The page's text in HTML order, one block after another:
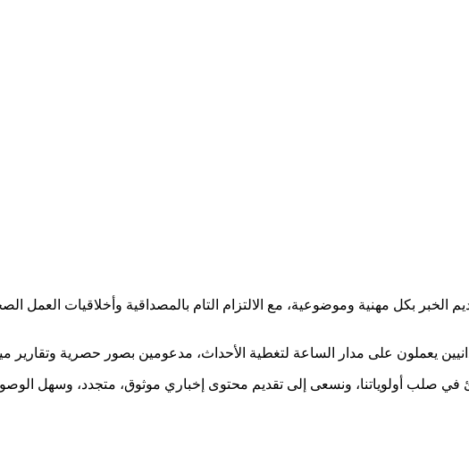
الخبر بكل مهنية وموضوعية، مع الالتزام التام بالمصداقية وأخلاقيات
يعملون على مدار الساعة لتغطية الأحداث، مدعومين بصور حصرية وتقارير
في صلب أولوياتنا، ونسعى إلى تقديم محتوى إخباري موثوق، متجدد، وسهل